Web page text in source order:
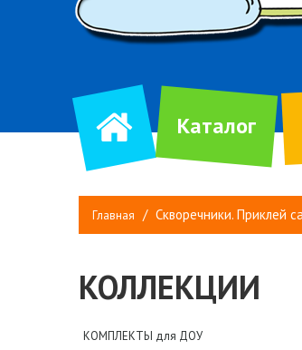
Каталог
Главная Скворечники. Приклей
КОЛЛЕКЦИИ
КОМПЛЕКТЫ для ДОУ